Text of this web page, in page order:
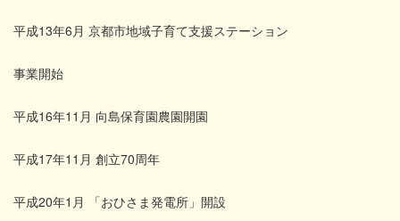
平成13年6月 京都市地域子育て支援ステーション
事業開始
平成16年11月 向島保育園農園開園
平成17年11月 創立70周年
平成20年1月 「おひさま発電所」開設